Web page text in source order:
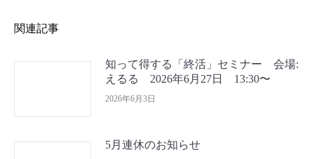
関連記事
知って得する「終活」セミナー 会場:
えるる 2026年6月27日 13:30〜
2026年6月3日
5月連休のお知らせ